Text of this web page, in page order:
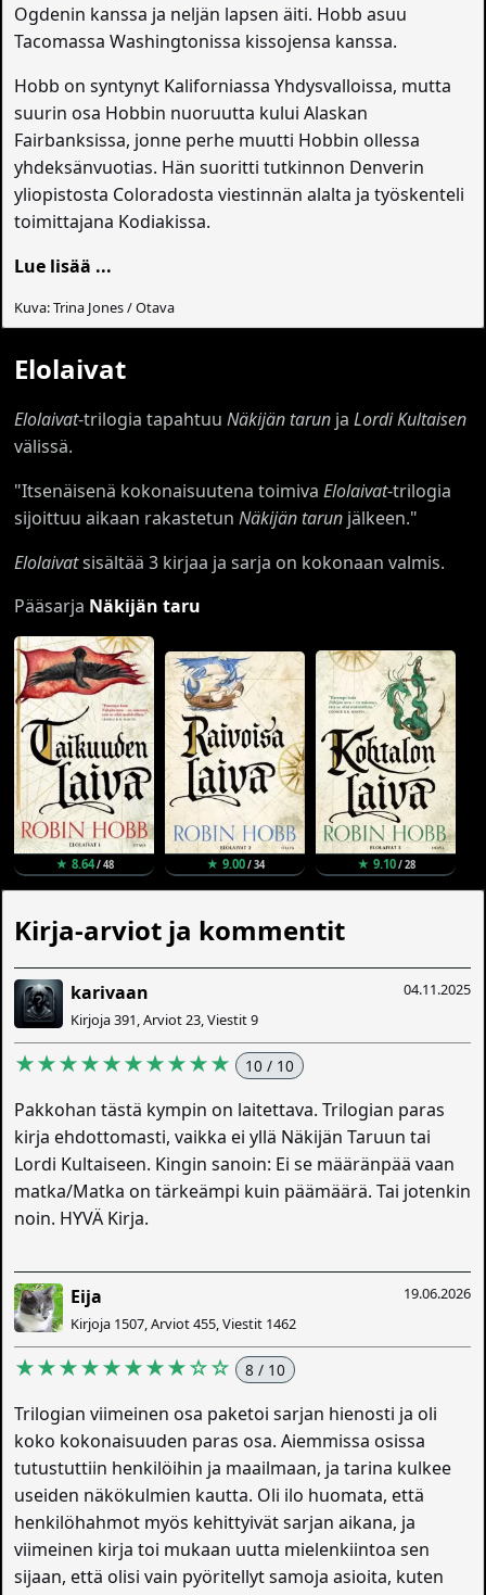
Ogdenin kanssa ja neljän lapsen äiti. Hobb asuu
Tacomassa Washingtonissa kissojensa kanssa.
Hobb on syntynyt Kaliforniassa Yhdysvalloissa, mutta
suurin osa Hobbin nuoruutta kului Alaskan
Fairbanksissa, jonne perhe muutti Hobbin ollessa
yhdeksänvuotias. Hän suoritti tutkinnon Denverin
yliopistosta Coloradosta viestinnän alalta ja työskenteli
toimittajana Kodiakissa.
Lue lisää ...
Kuva: Trina Jones / Otava
Elolaivat
Elolaivat-trilogia tapahtuuNäkijän tarun jaLordi Kultaisen
välissä.
"Itsenäisenä kokonaisuutena toimivaElolaivat-trilogia
sijoittuu aikaan rakastetunNäkijän tarun jälkeen."
Elolaivatsisältää 3 kirjaa ja sarja on kokonaan valmis.
Pääsarja Näkijän taru
★ 8.64/ 48 ★ 9.00/ 34 ★ 9.10/ 28
Kirja-arviot ja kommentit
04.11.2025
karivaan
Kirjoja 391, Arviot 23, Viestit 9
★★★★★★★★★★ 10 / 10
Pakkohan tästä kympin on laitettava. Trilogian paras
kirja ehdottomasti, vaikka ei yllä Näkijän Taruun tai
Lordi Kultaiseen. Kingin sanoin: Ei se määränpää vaan
matka/Matka on tärkeämpi kuin päämäärä. Tai jotenkin
noin. HYVÄ Kirja.
19.06.2026
Eija
Kirjoja 1507, Arviot 455, Viestit 1462
★★★★★★★★☆☆ 8 / 10
Trilogian viimeinen osa paketoi sarjan hienosti ja oli
koko kokonaisuuden paras osa. Aiemmissa osissa
tutustuttiin henkilöihin ja maailmaan, ja tarina kulkee
useiden näkökulmien kautta. Oli ilo huomata, että
henkilöhahmot myös kehittyivät sarjan aikana, ja
viimeinen kirja toi mukaan uutta mielenkiintoa sen
sijaan, että olisi vain pyöritellyt samoja asioita, kuten